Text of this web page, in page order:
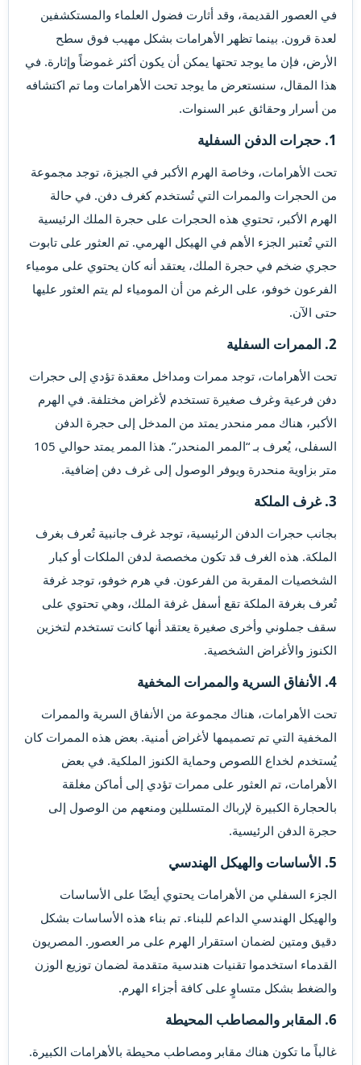
في العصور القديمة، وقد أثارت فضول العلماء والمستكشفين
لعدة قرون. بينما تظهر الأهرامات بشكل مهيب فوق سطح
الأرض، فإن ما يوجد تحتها يمكن أن يكون أكثر غموضاً وإثارة. في
هذا المقال، سنستعرض ما يوجد تحت الأهرامات وما تم اكتشافه
من أسرار وحقائق عبر السنوات.
1. حجرات الدفن السفلية​
تحت الأهرامات، وخاصة الهرم الأكبر في الجيزة، توجد مجموعة
من الحجرات والممرات التي تُستخدم كغرف دفن. في حالة
الهرم الأكبر، تحتوي هذه الحجرات على حجرة الملك الرئيسية
التي تُعتبر الجزء الأهم في الهيكل الهرمي. تم العثور على تابوت
حجري ضخم في حجرة الملك، يعتقد أنه كان يحتوي على مومياء
الفرعون خوفو، على الرغم من أن المومياء لم يتم العثور عليها
حتى الآن.
2. الممرات السفلية​
تحت الأهرامات، توجد ممرات ومداخل معقدة تؤدي إلى حجرات
دفن فرعية وغرف صغيرة تستخدم لأغراض مختلفة. في الهرم
الأكبر، هناك ممر منحدر يمتد من المدخل إلى حجرة الدفن
السفلى، يُعرف بـ “الممر المنحدر”. هذا الممر يمتد حوالي 105
متر بزاوية منحدرة ويوفر الوصول إلى غرف دفن إضافية.
3. غرف الملكة​
بجانب حجرات الدفن الرئيسية، توجد غرف جانبية تُعرف بغرف
الملكة. هذه الغرف قد تكون مخصصة لدفن الملكات أو كبار
الشخصيات المقربة من الفرعون. في هرم خوفو، توجد غرفة
تُعرف بغرفة الملكة تقع أسفل غرفة الملك، وهي تحتوي على
سقف جملوني وأخرى صغيرة يعتقد أنها كانت تستخدم لتخزين
الكنوز والأغراض الشخصية.
4. الأنفاق السرية والممرات المخفية​
تحت الأهرامات، هناك مجموعة من الأنفاق السرية والممرات
المخفية التي تم تصميمها لأغراض أمنية. بعض هذه الممرات كان
يُستخدم لخداع اللصوص وحماية الكنوز الملكية. في بعض
الأهرامات، تم العثور على ممرات تؤدي إلى أماكن مغلقة
بالحجارة الكبيرة لإرباك المتسللين ومنعهم من الوصول إلى
حجرة الدفن الرئيسية.
5. الأساسات والهيكل الهندسي​
الجزء السفلي من الأهرامات يحتوي أيضًا على الأساسات
والهيكل الهندسي الداعم للبناء. تم بناء هذه الأساسات بشكل
دقيق ومتين لضمان استقرار الهرم على مر العصور. المصريون
القدماء استخدموا تقنيات هندسية متقدمة لضمان توزيع الوزن
والضغط بشكل متساوٍ على كافة أجزاء الهرم.
6. المقابر والمصاطب المحيطة​
غالباً ما تكون هناك مقابر ومصاطب محيطة بالأهرامات الكبيرة.